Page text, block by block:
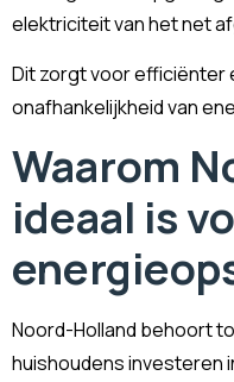
elektriciteit van het net
Dit zorgt voor efficiënter
onafhankelijkheid van
Waarom
ideaal is
Noord-Holland behoort
huishoudens investeren